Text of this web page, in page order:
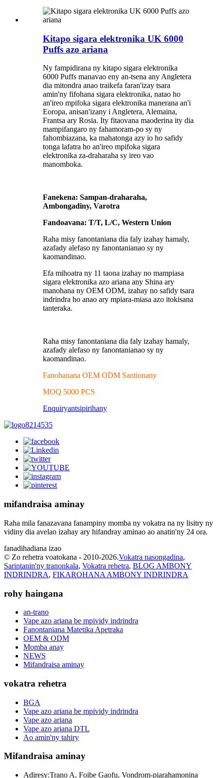
Kitapo sigara elektronika UK 6000
Puffs azo ariana
Ny fampidirana ny kitapo sigara elektronika
6000 Puffs manavao eny an-tsena any Angletera
dia mitondra anao traikefa faran'izay tsara
amin'ny fifohana sigara elektronika, natao ho
an'ireo mpifoka sigara elektronika manerana an'i
Eoropa, anisan'izany i Angletera, Alemaina,
Frantsa ary Rosia. Ity fitaovana maoderina ity dia
mampifangaro ny fahamoram-po sy ny
fahombiazana, ka mahatonga azy io ho safidy
tonga lafatra ho an'ireo mpifoka sigara
elektronika za-draharaha sy ireo vao
manomboka.
Fanekena: Sampan-draharaha,
Ambongadiny, Varotra
Fandoavana: T/T, L/C, Western Union
Raha misy fanontaniana dia faly izahay hamaly,
azafady alefaso ny fanontanianao sy ny
kaomandinao.
Efa mihoatra ny 11 taona izahay no mampiasa
sigara elektronika azo ariana any Shina ary
manohana ny OEM ODM, izahay no safidy tsara
indrindra ho anao ary mpiara-miasa azo itokisana
tanteraka.
Raha misy fanontaniana dia faly izahay hamaly,
azafady alefaso ny fanontanianao sy ny
kaomandinao.
Fanohanana OEM ODM Santionany
MOQ 5000 PCS
Enquiryantsipirihany
mifandraisa aminay
Raha mila fanazavana fanampiny momba ny vokatra na ny lisitry ny
vidiny dia avelao izahay ary hifandray aminao ao anatin'ny 24 ora.
fanadihadiana izao
© Zo rehetra voatokana - 2010-2026.Vokatra nasongadina,
Sarintanin'ny tranonkala, Vokatra rehetra, BLOG AMBONY
INDRINDRA, FIKAROHANA AMBONY INDRINDRA
rohy haingana
an-trano
Vape azo ariana be mpividy indrindra
Fanontaniana Matetika Apetraka
OEM & ODM
Momba anay
NEWS
Mifandraisa aminay
vokatra rehetra
BGA
Vape azo ariana be mpividy indrindra
Vape azo ariana
Vape azo ariana DTL
Ao amin'ny tahiry
Mifandraisa aminay
Adiresy:Trano A, Foibe Gaofu, Vondrom-piarahamonina